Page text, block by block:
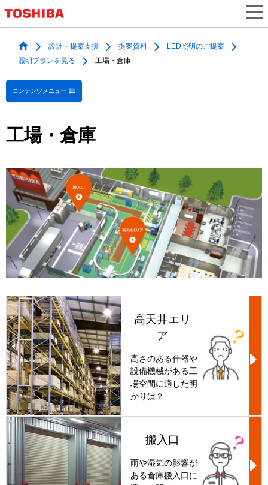
設計・提案支援 提案資料
LED照明のご提案
照明プランを見る
工場・倉庫
コンテンツメニュー
工場・倉庫
高天井エリ
ア
高さのある什器や
設備機械がある工
場空間に適した明
かりは？
搬入口
雨や湿気の影響が
ある倉庫搬入口に